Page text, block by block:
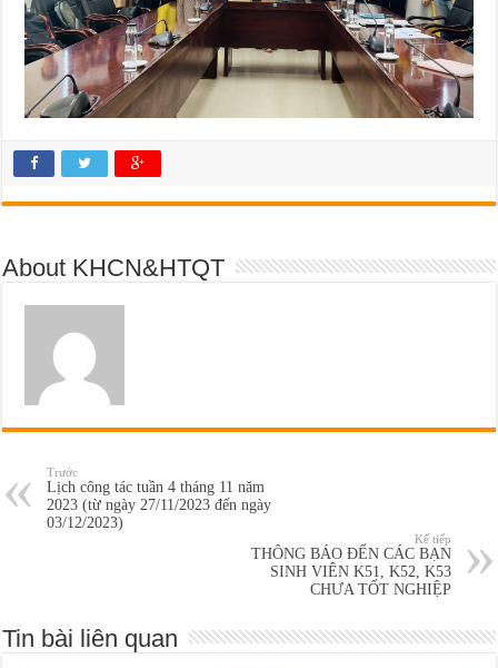
About KHCN&HTQT
Trước
Lịch công tác tuần 4 tháng 11 năm
2023 (từ ngày 27/11/2023 đến ngày
03/12/2023)
Kế tiếp
THÔNG BÁO ĐẾN CÁC BẠN
SINH VIÊN K51, K52, K53
CHƯA TỐT NGHIỆP
Tin bài liên quan